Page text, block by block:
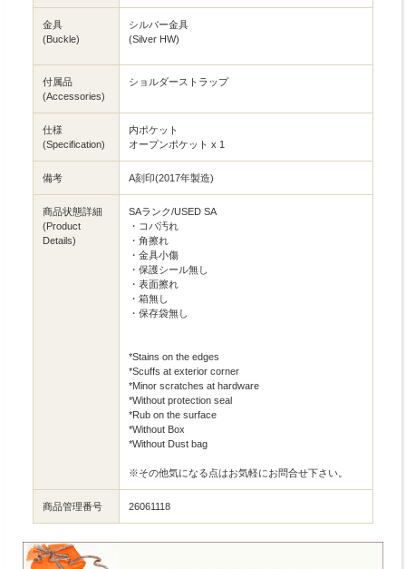
金具
(Buckle)
シルバー金具
(Silver HW)
付属品
(Accessories)
ショルダーストラップ
仕様
(Specification)
内ポケット
オープンポケット x 1
備考 A刻印(2017年製造)
商品状態詳細
(Product
Details)
SAランク/USED SA
・コバ汚れ
・角擦れ
・金具小傷
・保護シール無し
・表面擦れ
・箱無し
・保存袋無し
*Stains on the edges
*Scuffs at exterior corner
*Minor scratches at hardware
*Without protection seal
*Rub on the surface
*Without Box
*Without Dust bag
※その他気になる点はお気軽にお問合せ下さい。
商品管理番号 26061118